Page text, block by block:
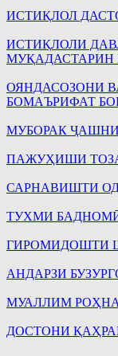
ИСТИҚЛОЛ
ИСТИҚЛОЛИ
МУҚАДАСТАРИН
ОЯНДАСОЗОНИ
БОМАЪРИФАТ
МУБОРАК
ПАЖУҲИШИ
САРНАВИШТИ
ТУХМИ
ГИРОМИДОШТИ
АНДАРЗИ
МУАЛЛИМ
ДОСТОНИ